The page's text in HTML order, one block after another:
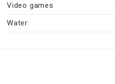
Video games
Water